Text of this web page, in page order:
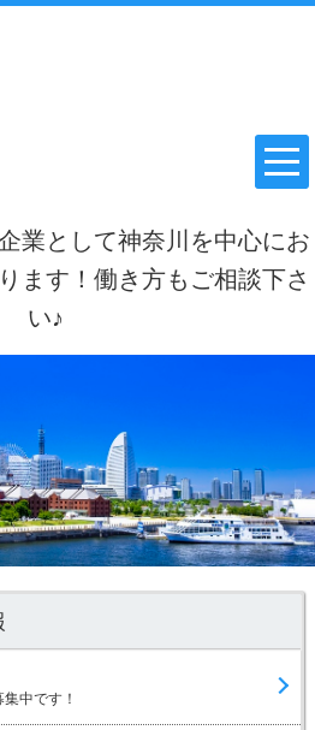
業として神奈川を中心にお
ます！働き方もご相談下さ
い♪
中です！